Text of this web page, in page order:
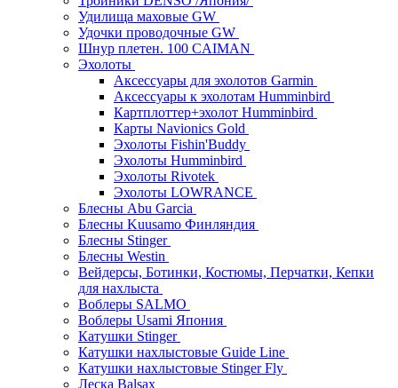
Удилища маховые GW
Удочки проводочные GW
Шнур плетен. 100 CAIMAN
Эхолоты
Аксессуары для эхолотов Garmin
Аксессуары к эхолотам Humminbird
Картплоттер+эхолот Humminbird
Карты Navionics Gold
Эхолоты Fishin'Buddy
Эхолоты Humminbird
Эхолоты Rivotek
Эхолоты LOWRANCE
Блесны Abu Garcia
Блесны Kuusamo Финляндия
Блесны Stinger
Блесны Westin
Вейдерсы, Ботинки, Костюмы, Перчатки, Кепки
для нахлыста
Воблеры SALMO
Воблеры Usami Япония
Катушки Stinger
Катушки нахлыстовые Guide Line
Катушки нахлыстовые Stinger Fly
Леска Balsax